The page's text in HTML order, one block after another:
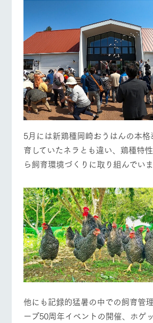
お連れの
お客様へ
お問い合
わせ・資
料請求
周遊バス
牧場内を巡る周
遊バスのご案内
個人情報取扱いについて
営業時間・料金 交通
よくあるご質問
団体
ペットをお連れの
お客様へ お問
5月には新鶏種岡崎おうはんの本
育していたネラとも違い、鶏種特
ら飼育環境づくりに取り組んでいま
他にも記録的猛暑の中での飼育管
ープ50周年イベントの開催、ホゲ